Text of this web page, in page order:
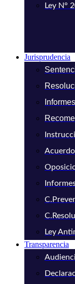
Ley N°
Jurisprudencia
Ley
Transparencia